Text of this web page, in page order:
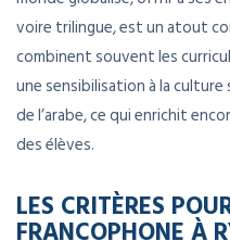
voire trilingue, est un atout
combinent souvent les
une sensibilisation à la
de l’arabe, ce qui enrichit
des élèves.
LES CRITÈRES
FRANCOPHONE À